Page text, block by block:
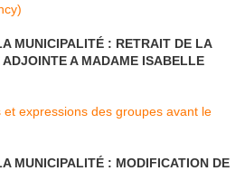
MUNICIPALITÉ : RETRAIT DE LA
A MADAME ISABELLE
expressions des groupes avant le
MUNICIPALITÉ : MODIFICATION DE